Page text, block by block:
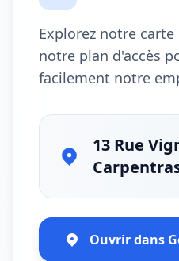
Explorez notre
notre plan d'accès
facilement notre
13 Rue
Ouvrir dans